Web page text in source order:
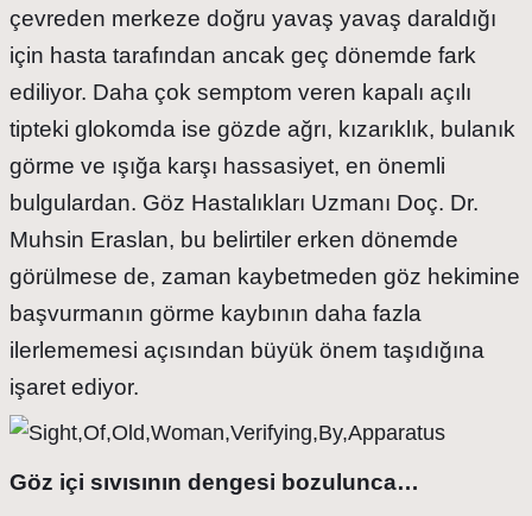
çevreden merkeze doğru yavaş yavaş daraldığı
için hasta tarafından ancak geç dönemde fark
ediliyor. Daha çok semptom veren kapalı açılı
tipteki glokomda ise gözde ağrı, kızarıklık, bulanık
görme ve ışığa karşı hassasiyet, en önemli
bulgulardan. Göz Hastalıkları Uzmanı Doç. Dr.
Muhsin Eraslan, bu belirtiler erken dönemde
görülmese de, zaman kaybetmeden göz hekimine
başvurmanın görme kaybının daha fazla
ilerlememesi açısından büyük önem taşıdığına
işaret ediyor.
Göz içi sıvısının dengesi bozulunca…